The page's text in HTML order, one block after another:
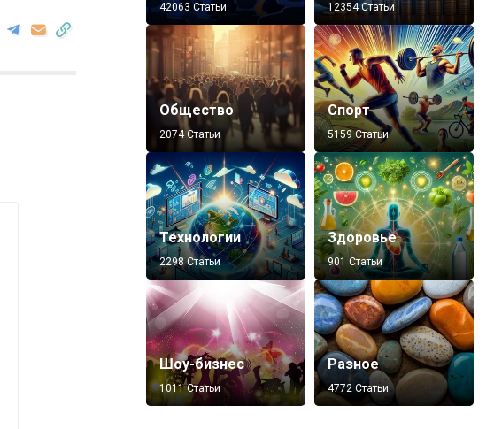
42063 Статьи 12354 Статьи
Общество
2074 Статьи
Спорт
5159 Статьи
Технологии
2298 Статьи
Здоровье
901 Статьи
Шоу-бизнес
1011 Статьи
Разное
4772 Статьи